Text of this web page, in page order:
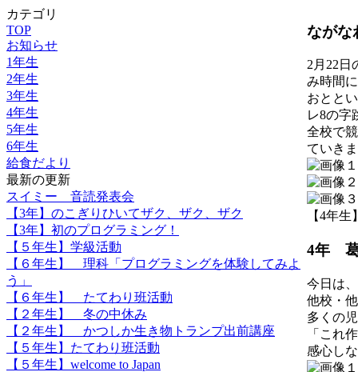
カテゴリ
TOP
お知らせ
1年生
2年生
3年生
4年生
5年生
6年生
給食だより
最新の更新
スイミー 音読発表会
【3年】のこぎりひいてザク、ザク、ザク
【3年】初のプログラミング！
【５年生】学級活動
【６年生】 理科「プログラミングを体験してみよ
う」
【６年生】 たてわり班活動
【２年生】 冬の中休み
【２年生】 かつしか生き物トランプ出前講座
【５年生】たてわり班活動
【５年生】welcome to Japan
ながな
2月22日
み時間
おとと
レ8の字
全校で
ていき
【4年生
4年 葛
今日は
他校・
多くの
「これ
感心し